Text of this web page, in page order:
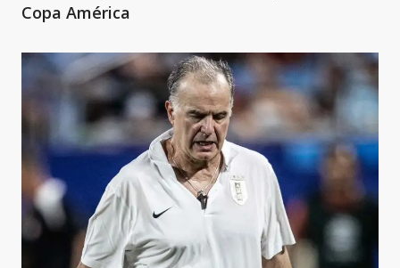
Copa América